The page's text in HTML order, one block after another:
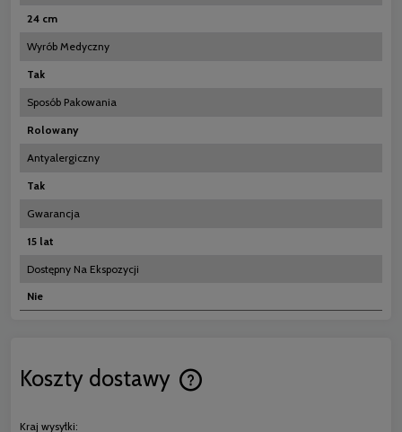
24 cm
Wyrób Medyczny
Tak
Sposób Pakowania
Rolowany
Antyalergiczny
Tak
Gwarancja
15 lat
Dostępny Na Ekspozycji
Nie
Koszty dostawy
Cena nie zawiera ewentualnych
Kraj wysyłki: